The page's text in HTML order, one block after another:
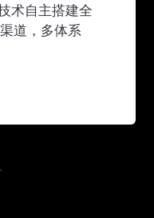
术自主搭建全
道，多体系